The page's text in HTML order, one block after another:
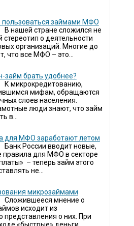
пользоваться займами МФО
В нашей стране сложился не
о деятельности
организаций. Многие до
что все МФО – это...
займ брать удобнее?
К микрокредитованию,
мифам, обращаются
слоев населения.
люди знают, что займ
в...
для МФО заработают летом
Банк России вводит новые,
правила для МФО в секторе
– теперь займ этого
не...
микрозаймами
Сложившееся мнение о
исходит из
представления о них. При